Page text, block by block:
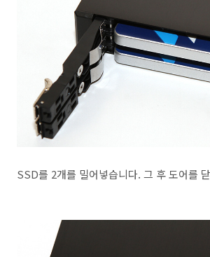
SSD를 2개를 밀어넣습니다. 그 후 도어를